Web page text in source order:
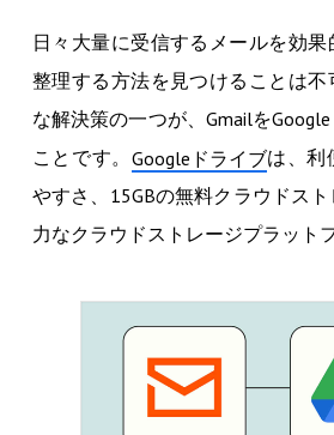
日々大量に受信するメールを効
整理する方法を見つけることは不
な解決策の一つが、Gmailを
ことです。 Googleドライブは、利
やすさ、15GBの無料クラウドス
力なクラウドストレージプラット